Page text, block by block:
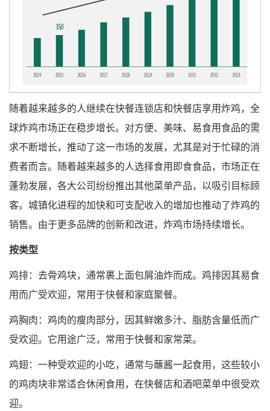
随着越来越多的人继续在快餐连锁店和快餐店享用炸鸡，全
球炸鸡市场正在稳步增长。对方便、美味、易食用食品的需
求不断增长，推动了这一市场的发展，尤其是对于忙碌的消
费者而言。随着越来越多的人选择食用即食食品，市场正在
蓬勃发展，各大公司纷纷推出其他菜单产品，以吸引目标顾
客。城镇化进程的加快和可支配收入的增加也推动了炸鸡的
销售。由于更多品牌的创新和改进，炸鸡市场持续增长。
按类型
鸡排：去骨鸡块，通常裹上面包屑油炸而成。鸡排因其易食
用而广受欢迎，常用于快餐和家庭聚餐。
鸡胸肉：鸡肉的瘦肉部分，因其鲜嫩多汁、脂肪含量低而广
受欢迎。它用途广泛，常用于快餐和家常菜。
鸡翅：一种受欢迎的小吃，通常与蘸酱一起食用，这些较小
的鸡肉块非常适合休闲食用，在快餐店和酒吧菜单中很受欢
迎。